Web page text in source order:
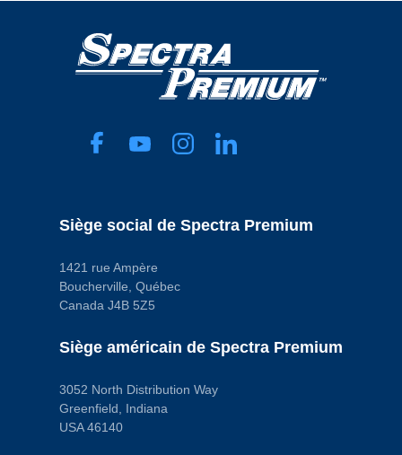
Siège social de Spectra Premium
1421 rue Ampère
Boucherville, Québec
Canada J4B 5Z5
Siège américain de Spectra Premium
3052 North Distribution Way
Greenfield, Indiana
USA 46140